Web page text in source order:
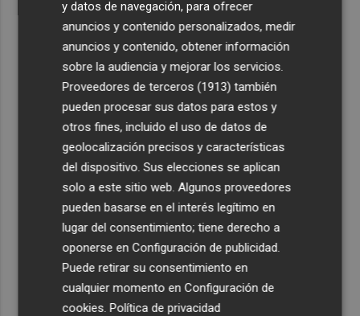
y datos de navegación, para ofrecer
anuncios y contenido personalizados, medir
anuncios y contenido, obtener información
sobre la audiencia y mejorar los servicios.
Proveedores de terceros (1913) también
pueden procesar sus datos para estos y
otros fines, incluido el uso de datos de
geolocalización precisos y características
del dispositivo. Sus elecciones se aplican
solo a este sitio web. Algunos proveedores
pueden basarse en el interés legítimo en
lugar del consentimiento; tiene derecho a
oponerse enConfiguración de publicidad
Puede retirar su consentimiento en
cualquier momento enConfiguración de
cookies .Política de privacidad